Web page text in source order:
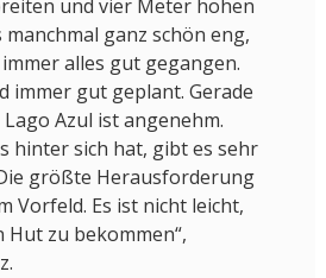
und vier Meter hohen
manchmal ganz schön eng,
alles gut gegangen.
immer gut geplant. Gerade
Azul ist angenehm.
hinter sich hat, gibt es sehr
größte Herausforderung
Vorfeld. Es ist nicht leicht,
zu bekommen“,